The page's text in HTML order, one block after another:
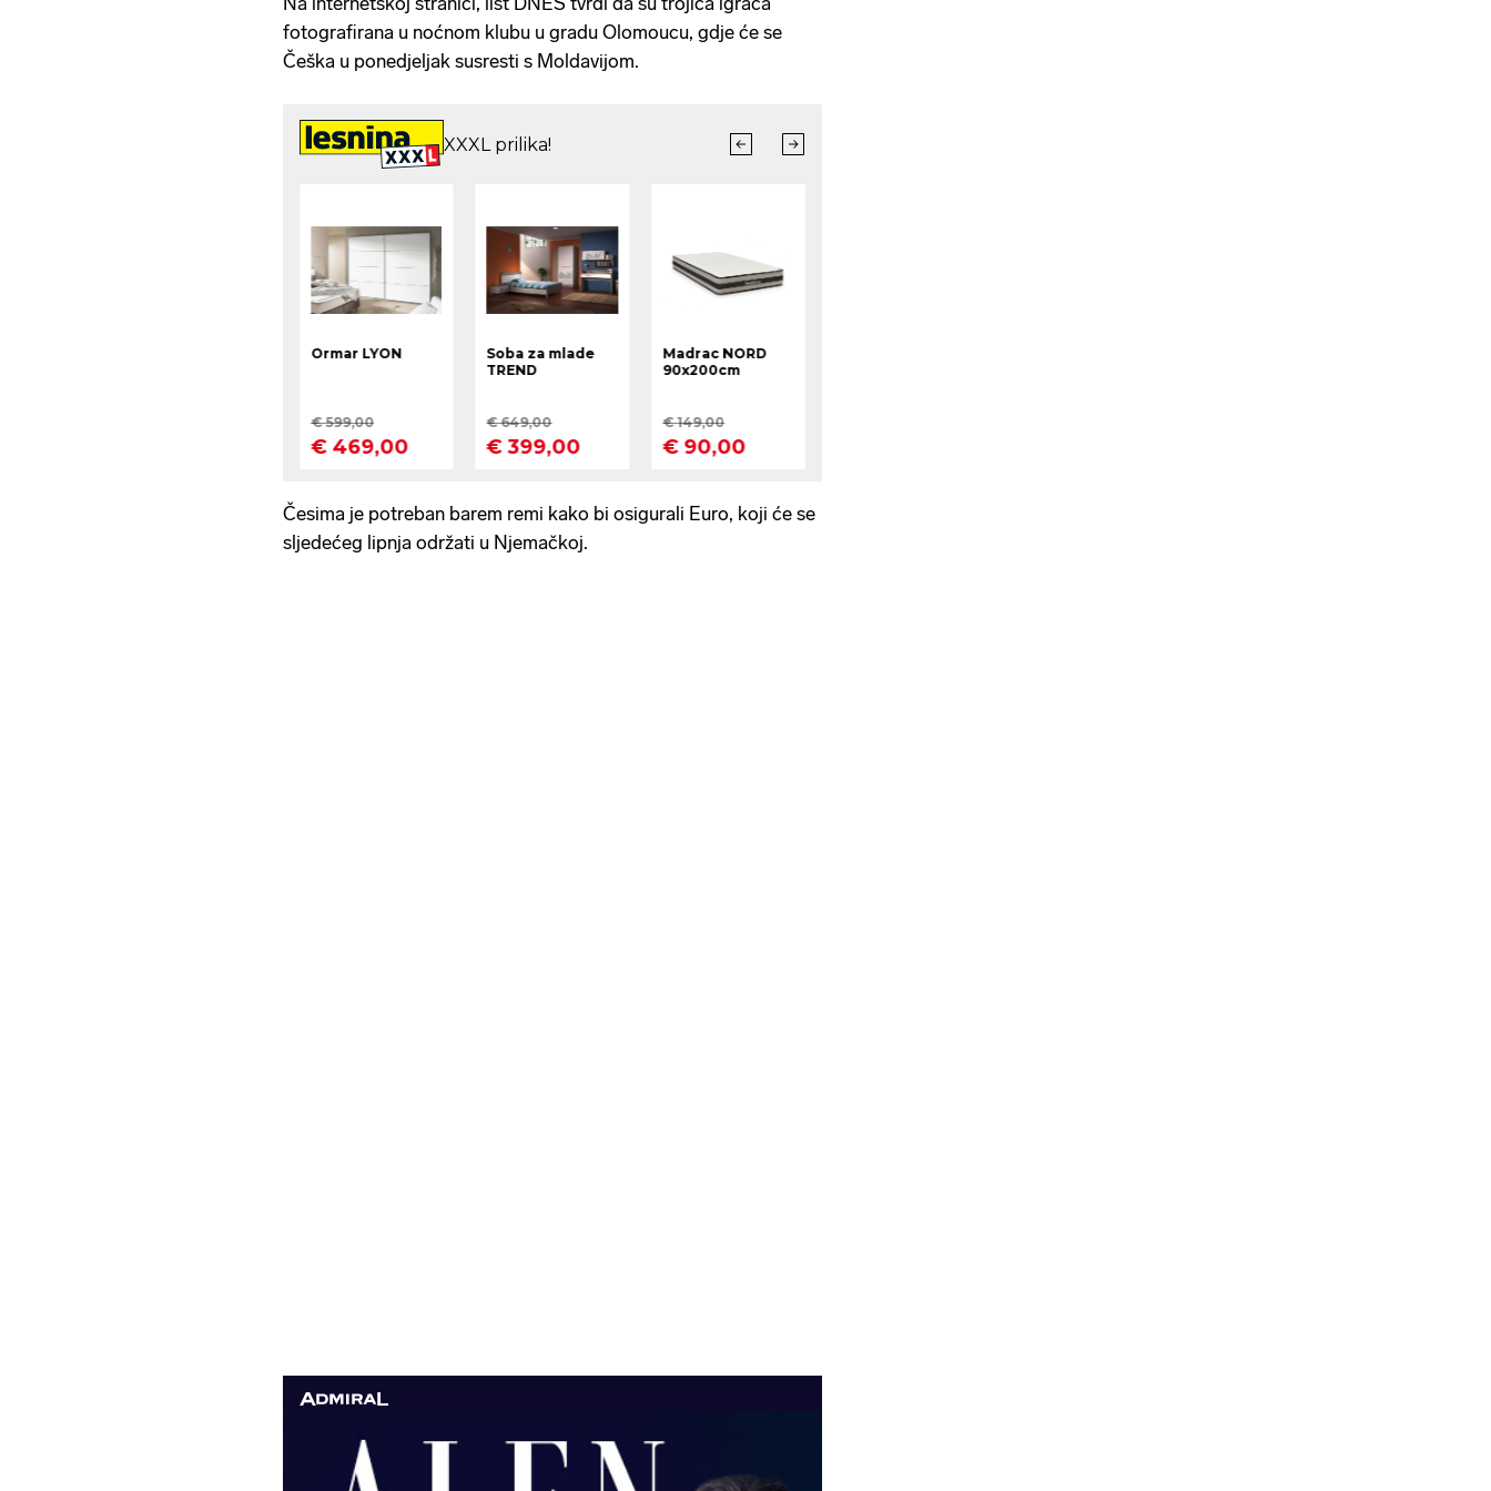
fotografirana u noćnom klubu u gradu Olomoucu, gdje će se
Češka u ponedjeljak susresti s Moldavijom.
Česima je potreban barem remi kako bi osigurali Euro, koji će se
sljedećeg lipnja održati u Njemačkoj.